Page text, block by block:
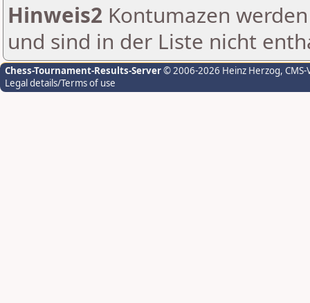
Hinweis2 Kontumazen
und sind in der Liste nicht
Chess-Tournament-Results-Server© 2006-2026 Heinz Herzog,
Legal details/Terms of use